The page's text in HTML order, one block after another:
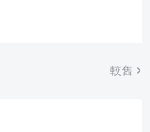
較舊